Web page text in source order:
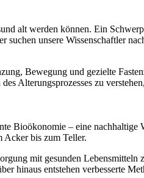
alt werden können. Ein
suchen unsere Wissenschaftler
Bewegung und gezielte
Alterungsprozesses zu
Bioökonomie – eine
Acker bis zum Teller.
mit gesunden
hinaus entstehen verbesserte